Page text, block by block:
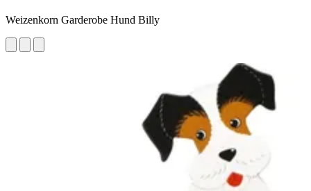
Weizenkorn Garderobe Hund Billy